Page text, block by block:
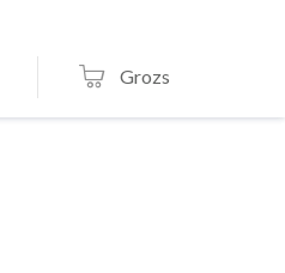
Grozs